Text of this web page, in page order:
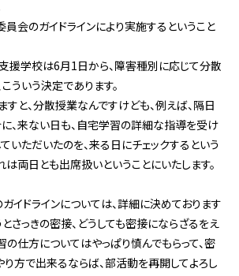
会のガイドラインにより実施するということ
援学校は6月1日から、障害種別に応じて分散
ういう決定であります。
すと、分散授業なんですけども、例えば、隔日
、来ない日も、自宅学習の詳細な指導を受け
いただいたのを、来る日にチェックするという
は両日とも出席扱いということにいたします。
イドラインについては、詳細に決めております
さっきの密接、どうしても密接にならざるをえ
仕方についてはやっぱり慎んでもらって、密
方で出来るならば、部活動を再開してよろし